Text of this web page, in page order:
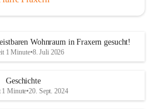
Wohnraum in Fraxern gesucht!
1 Minute•8. Juli 2026
Geschichte
1 Minute•20. Sept. 2024